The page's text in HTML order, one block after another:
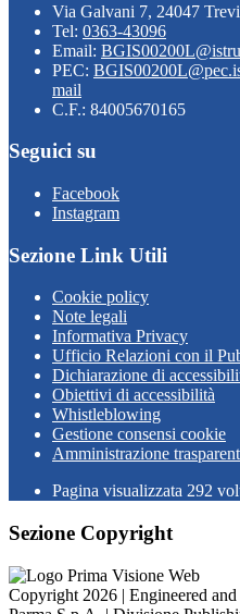
Via Galvani 7, 24047
Tel: 0363-43096
Email:
PEC:
mail
C.F.: 84005670165
Seguici su
Facebook
Instagram
Sezione Link Utili
Cookie policy
Note legali
Informativa Privacy
Ufficio Relazioni con il
Dichiarazione di
Obiettivi di accessibilità
Whistleblowing
Gestione consensi cookie
Amministrazione
Pagina visualizzata 292
Sezione Copyright
Copyright 2026 | Engineered